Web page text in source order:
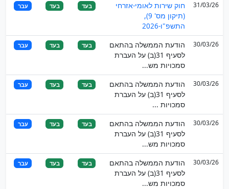
31/03/26
חוק שירות לאומי-אזרחי
(תיקון מס' 9),
התשפ"ו-2026
בעד בעד עבר
30/03/26
הודעת הממשלה בהתאם
לסעיף 31(ב) על העברת
סמכויות מש...
בעד בעד עבר
30/03/26
הודעת הממשלה בהתאם
לסעיף 31(ב) על העברת
סמכויות ...
בעד בעד עבר
30/03/26
הודעת הממשלה בהתאם
לסעיף 31(ב) על העברת
סמכויות מש...
בעד בעד עבר
30/03/26
הודעת הממשלה בהתאם
לסעיף 31(ב) על העברת
סמכויות מש...
בעד בעד עבר